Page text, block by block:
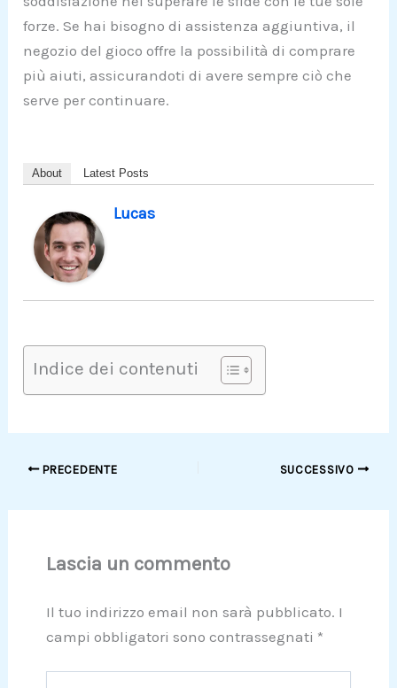
forze. Se hai bisogno di assistenza aggiuntiva, il
negozio del gioco offre la possibilità di comprare
più aiuti, assicurandoti di avere sempre ciò che
serve per continuare.
About Latest Posts
Lucas
Indice dei contenuti
PRECEDENTE SUCCESSIVO
Lascia un commento
Il tuo indirizzo email non sarà pubblicato. I
campi obbligatori sono contrassegnati *